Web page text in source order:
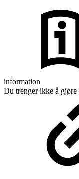
information
Du trenger ikke å